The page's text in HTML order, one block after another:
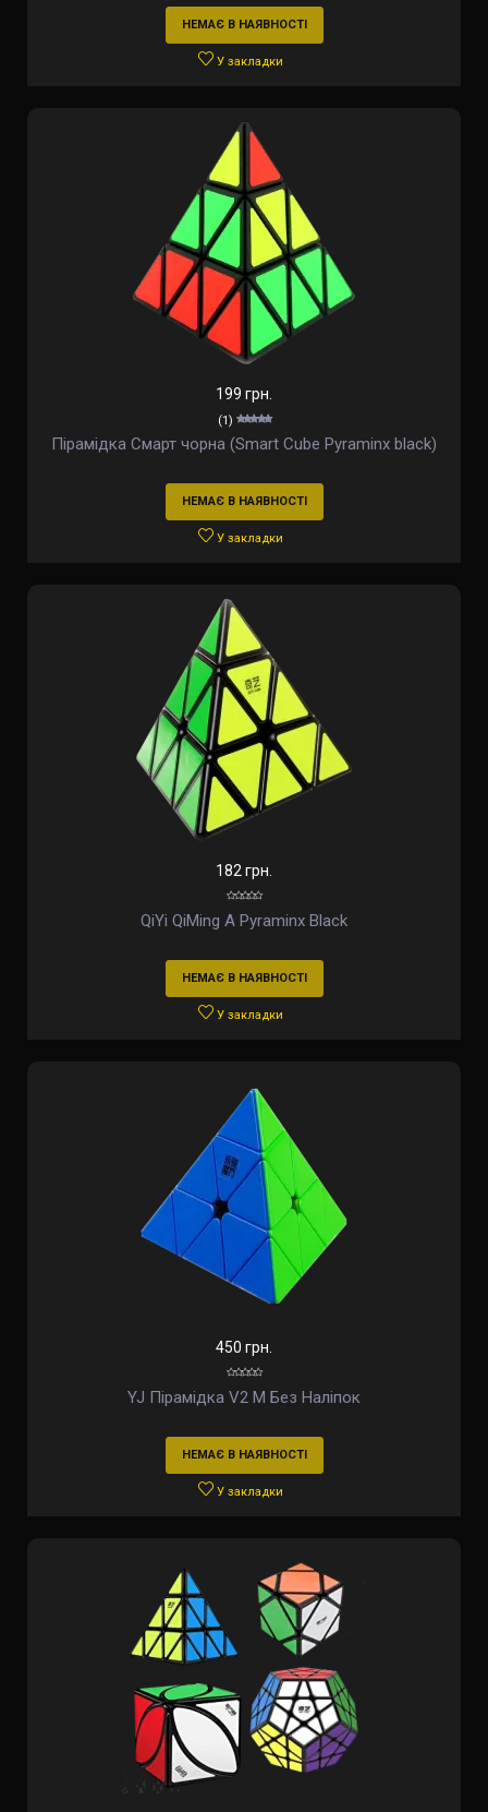
НЕМАЄ В НАЯВНОСТІ
У закладки
199 грн.
(1)
Пірамідка Смарт чорна (Smart Cube Pyraminx black)
НЕМАЄ В НАЯВНОСТІ
У закладки
182 грн.
QiYi QiMing A Pyraminx Black
НЕМАЄ В НАЯВНОСТІ
У закладки
450 грн.
YJ Пірамідка V2 M Без Наліпок
НЕМАЄ В НАЯВНОСТІ
У закладки